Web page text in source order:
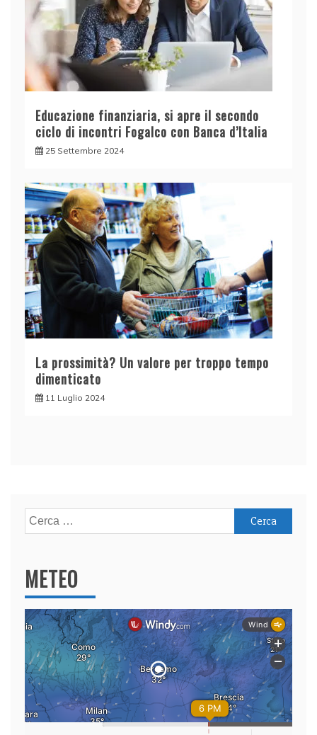
Educazione finanziaria, si apre il secondo
ciclo di incontri Fogalco con Banca d’Italia
25 Settembre 2024
La prossimità? Un valore per troppo tempo
dimenticato
11 Luglio 2024
Ricerca
per:
METEO